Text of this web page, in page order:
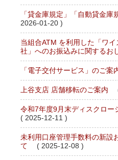
「貸金庫規定」「自動貸金
2026-01-20 )
当組合ATM を利用した「ワ
社」へのお振込みに関するお
「電子交付サービス」のご案
上谷支店 店舗移転のご案内
令和7年度9月末ディスクロー
( 2025-12-11 )
未利用口座管理手数料の新設
て
( 2025-12-08 )